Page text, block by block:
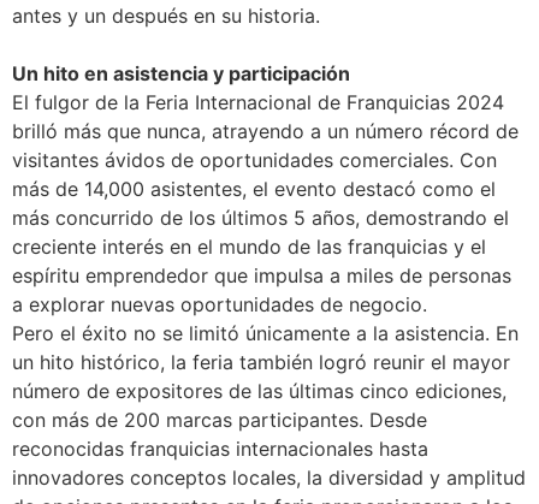
antes y un después en su historia.
Un hito en asistencia y participación
El fulgor de la Feria Internacional de Franquicias 2024
brilló más que nunca, atrayendo a un número récord de
visitantes ávidos de oportunidades comerciales. Con
más de 14,000 asistentes, el evento destacó como el
más concurrido de los últimos 5 años, demostrando el
creciente interés en el mundo de las franquicias y el
espíritu emprendedor que impulsa a miles de personas
a explorar nuevas oportunidades de negocio.
Pero el éxito no se limitó únicamente a la asistencia. En
un hito histórico, la feria también logró reunir el mayor
número de expositores de las últimas cinco ediciones,
con más de 200 marcas participantes. Desde
reconocidas franquicias internacionales hasta
innovadores conceptos locales, la diversidad y amplitud